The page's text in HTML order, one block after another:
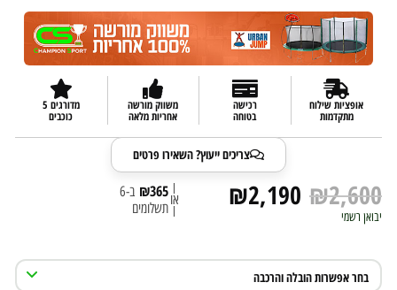
אופציות שילוח
מתקדמות
רכישה
בטוחה
משווק מורשה
אחריות מלאה
מדורגים 5
כוכבים
צריכים ייעוץ? השאירו פרטים
₪2,600
₪2,190
יבואן רשמי
₪365
ב-6
תשלומים
|
או
|